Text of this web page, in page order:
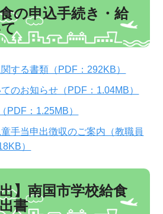
の申込手続き・給
する書類（PDF：292KB）
のお知らせ（PDF：1.04MB）
PDF：1.25MB）
手当申出徴収のご案内（教職員
）
】南国市学校給食
書